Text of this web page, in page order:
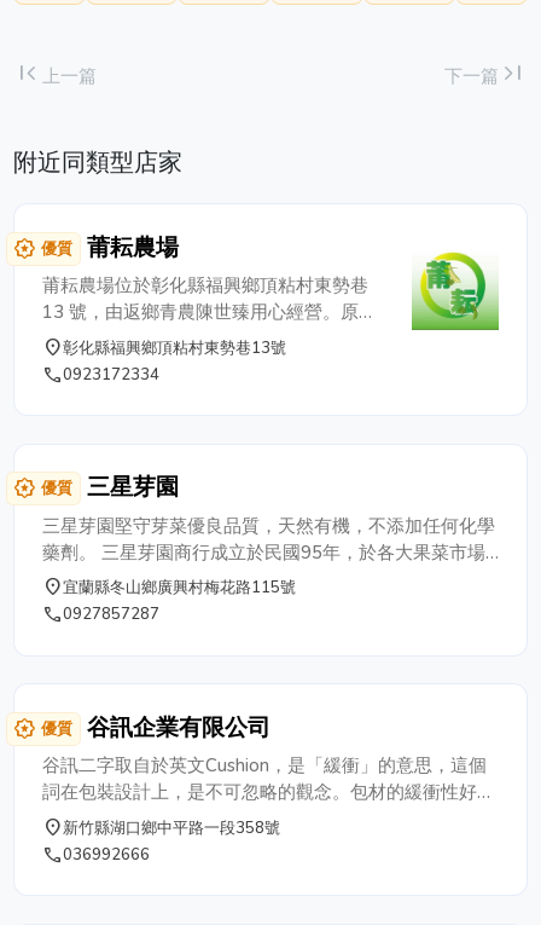
first_page 上一篇 下一篇 last_page
附近同類型店家
award_star 優質 莆耘農場
莆耘農場位於彰化縣福興鄉頂粘村東勢巷
13 號，由返鄉青農陳世臻用心經營。原本
從事木工工作的世臻，因爺爺奶奶年邁需要
照顧而毅然回到家鄉務農，將對家人的關懷
鮮、最安心的農產品。 在莆耘農場裡，不
只看得到茂盛的蔬菜，也常有蜜蜂、瓢蟲、
樹蛙與雞鴨自在穿梭，呈現出有機農法下自
然共生的景象。世臻相信，雖然有機栽種不
容易，但為了土地與下一代，他會持續堅持
並努力提升作物品質。從木工到農夫，他走
place彰化縣福興鄉頂粘村東勢巷13號
phone0923172334
award_star 優質 三星芽園
三星芽園堅守芽菜優良品質，天然有機，不添加任何化學
藥劑。 三星芽園商行成立於民國95年，於各大果菜市場
之優良供應商，本芽園100%使用有機種子及非基因改造
種子‭ ‬Non-GMO，採用日本自動化先進技術冷房空調育
品的衛生與安全。
place宜蘭縣冬山鄉廣興村梅花路115號
phone0927857287
award_star 優質 谷訊企業有限公司
谷訊二字取自於英文Cushion，是「緩衝」的意思，這個
詞在包裝設計上，是不可忽略的觀念。包材的緩衝性好，
產品才能得到有效的保護。本公司設計開發的產品為PP
瓦楞板製品和內緩衝包材，針對客戶的要求進行設計和生
place新竹縣湖口鄉中平路一段358號
phone036992666